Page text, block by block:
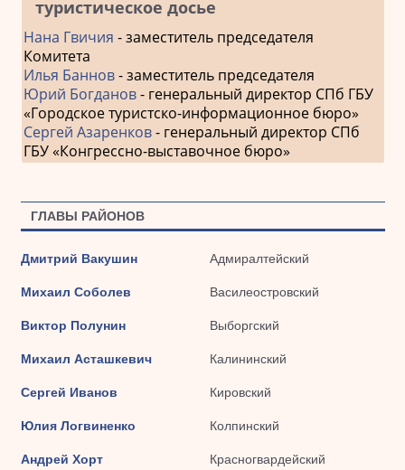
туристическое досье
Нана Гвичия - заместитель председателя
Комитета
Илья Баннов- заместитель председателя
Юрий Богданов- генеральный директор СПб ГБУ
«Городское туристско-информационное бюро»
Сергей Азаренков- генеральный директор СПб
ГБУ «Конгрессно-выставочное бюро»
ГЛАВЫ РАЙОНОВ
Дмитрий Вакушин Адмиралтейский
Михаил Соболев Василеостровский
Виктор Полунин Выборгский
Михаил Асташкевич Калининский
Сергей Иванов Кировский
Юлия Логвиненко Колпинский
Андрей Хорт Красногвардейский